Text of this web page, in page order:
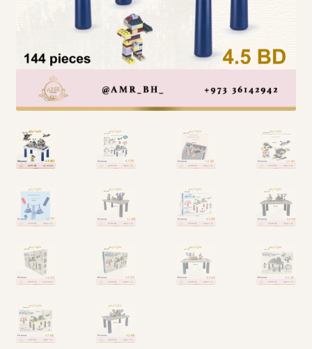
Arabic Language اللغة العربية
National Day العيد الوطني
STATIONARY القرطاسية
Birthdays أعياد الميلاد
Organizers قسم التنظيم
Hair Accessories اكسسوارات الشعر
SWIMMING POOLS برك السباحة